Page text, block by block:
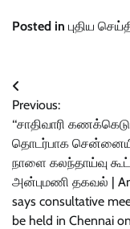
Posted in புதிய
Post
navigation
Previous:
‘‘சாதிவாரி
தொடர்பாக
நாளை கலந்தாய்வு
அன்புமணி தகவல் |
says consultative
be held in Chennai